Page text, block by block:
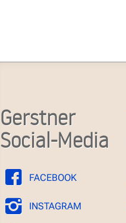
Gerstner
Social-Media
FACEBOOK
INSTAGRAM